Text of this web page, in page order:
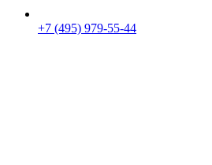
+7 (495) 979-55-44